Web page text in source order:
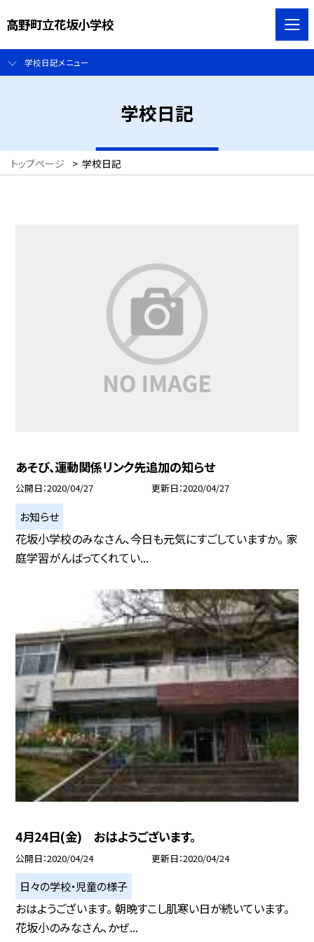
高野町立花坂小学校
学校日記メニュー
学校日記
トップページ > 学校日記
あそび、運動関係リンク先追加の知らせ
公開日 2020/04/27 更新日 2020/04/27
お知らせ
花坂小学校のみなさん、今日も元気にすごしていますか。 家
庭学習がんばってくれてい...
4月24日(金) おはようございます。
公開日 2020/04/24 更新日 2020/04/24
日々の学校・児童の様子
おはようございます。 朝晩すこし肌寒い日が続いています。
花坂小のみなさん、かぜ...